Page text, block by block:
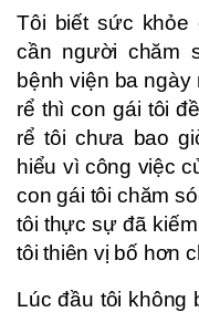
Tôi biết sức khỏe
cần người chăm
bệnh viện ba ngày
rể thì con gái tôi
rể tôi chưa bao
hiểu vì công việc
con gái tôi chăm
tôi thực sự đã
tôi thiên vị bố hơn
Lúc đầu tôi không